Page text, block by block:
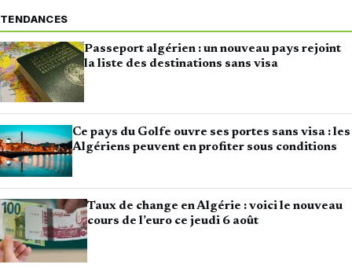
TENDANCES
Passeport algérien : un nouveau pays rejoint
la liste des destinations sans visa
Ce pays du Golfe ouvre ses portes sans visa : les
Algériens peuvent en profiter sous conditions
Taux de change en Algérie : voici le nouveau
cours de l’euro ce jeudi 6 août